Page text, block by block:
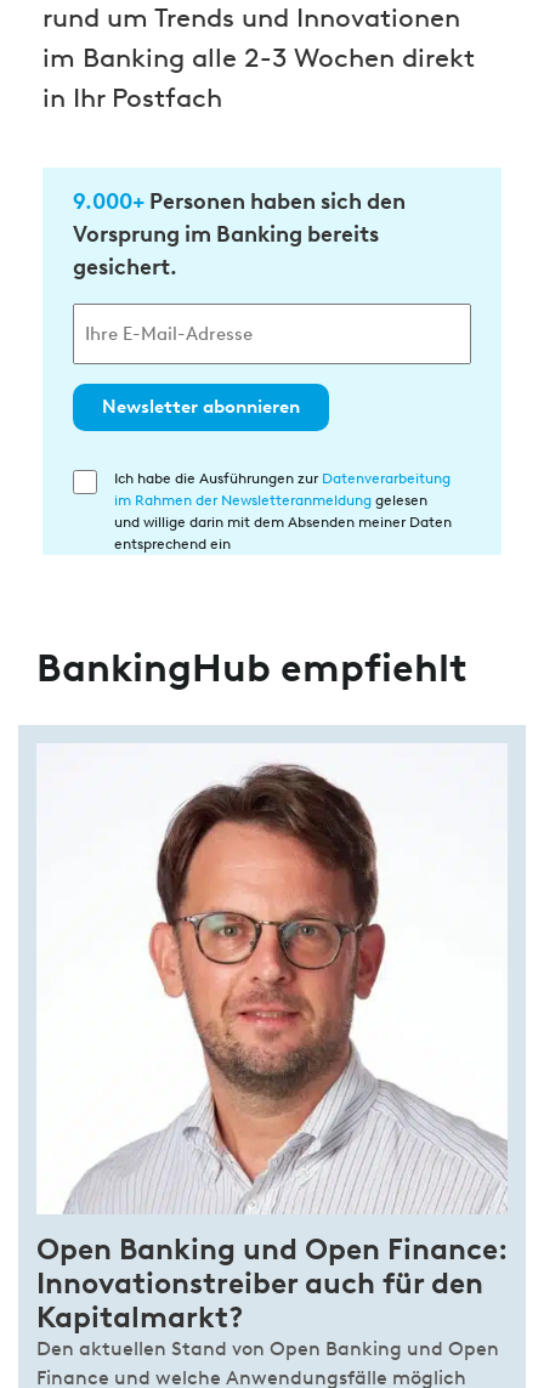
rund um Trends und Innovationen
im Banking alle 2-3 Wochen direkt
in Ihr Postfach
9.000+ Personen haben sich den
Vorsprung im Banking bereits
gesichert.
Newsletter abonnieren
Einwilligung
Ich habe die Ausführungen zur Datenverarbeitung
im Rahmen der Newsletteranmeldung gelesen
und willige darin mit dem Absenden meiner Daten
entsprechend ein
BankingHub empfiehlt
Open Banking und Open Finance:
Innovationstreiber auch für den
Kapitalmarkt?
Den aktuellen Stand von Open Banking und Open
Finance und welche Anwendungsfälle möglich